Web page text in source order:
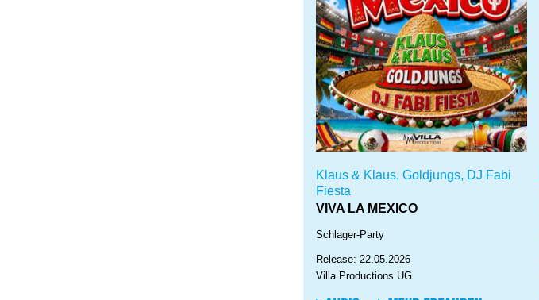
Klaus & Klaus, Goldjungs, DJ Fabi
Fiesta
VIVA LA MEXICO
Schlager-Party
Release: 22.05.2026
Villa Productions UG